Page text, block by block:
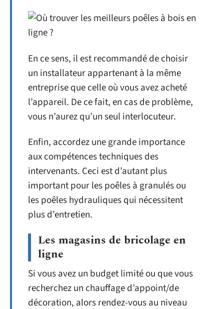
En ce sens, il est recommandé de choisir
un installateur appartenant à la même
entreprise que celle où vous avez acheté
l’appareil. De ce fait, en cas de problème,
vous n’aurez qu’un seul interlocuteur.
Enfin, accordez une grande importance
aux compétences techniques des
intervenants. Ceci est d’autant plus
important pour les poêles à granulés ou
les poêles hydrauliques qui nécessitent
plus d’entretien.
Les magasins de bricolage en
ligne
Si vous avez un budget limité ou que vous
recherchez un chauffage d’appoint/de
décoration, alors rendez-vous au niveau